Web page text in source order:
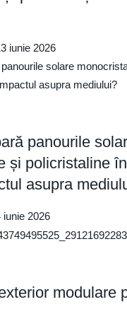
iunie 2026
panourile
și policristaline
asupra
iunie 2026
modulare